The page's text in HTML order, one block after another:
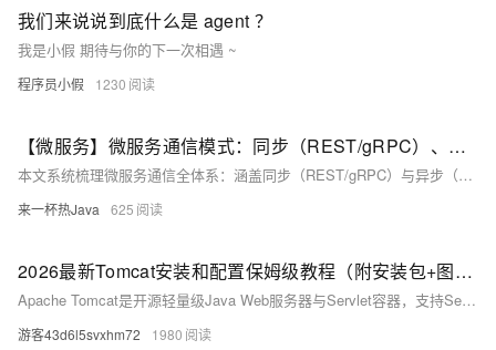
我们来说说到底什么是 agent ？
我是小假 期待与你的下一次相遇 ~
程序员小假 1230
【微服务】微服务通信模式：同步（REST/gRPC）、异步（消息队列）
本文系统梳理微服务通信全体系：涵盖同步（REST/gRPC）与异步（消息队列）两大范式，深入解析原理、选型对比、治理实践及演进趋势，助你构建高可靠、松耦合、可观测的分布式通信架构。
来一杯热Java 625
2026最新Tomcat安装和配置保姆级教程（附安装包+图文步骤）
Apache Tomcat是开源轻量级Java Web服务器与Servlet容器，支持Servlet、JSP、WebSocket等规范。解压即用，部署.war包即可运行Web应用，广泛用于开发与测试。推荐使用Tomcat 10.1.x或11.x（需JDK 11+），注意jakarta.*命名空间迁移。
游客43d6l5svxhm72 1980